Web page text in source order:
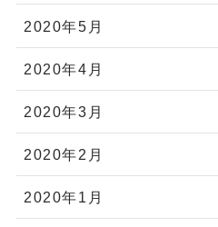
2020年5月
2020年4月
2020年3月
2020年2月
2020年1月